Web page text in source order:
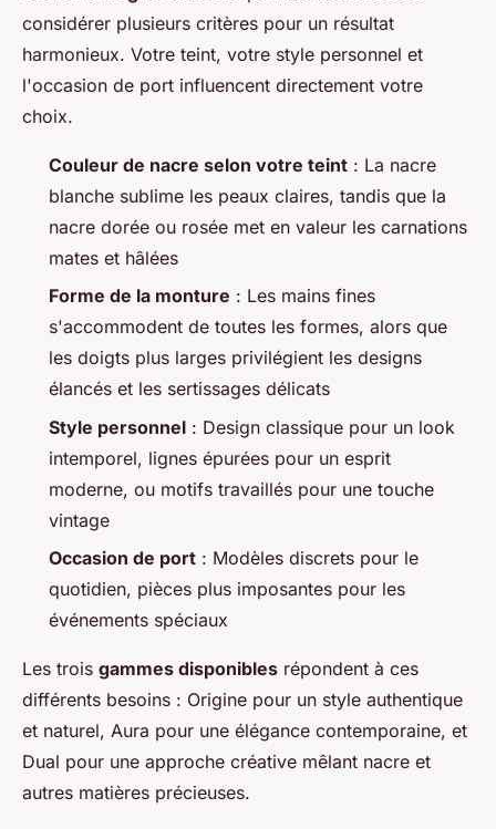
considérer plusieurs critères pour un résultat
harmonieux. Votre teint, votre style personnel et
l'occasion de port influencent directement votre
choix.
Couleur de nacre selon votre teint : La nacre
blanche sublime les peaux claires, tandis que la
nacre dorée ou rosée met en valeur les carnations
mates et hâlées
Forme de la monture : Les mains fines
s'accommodent de toutes les formes, alors que
les doigts plus larges privilégient les designs
élancés et les sertissages délicats
Style personnel : Design classique pour un look
intemporel, lignes épurées pour un esprit
moderne, ou motifs travaillés pour une touche
vintage
Occasion de port : Modèles discrets pour le
quotidien, pièces plus imposantes pour les
événements spéciaux
Les trois gammes disponibles répondent à ces
différents besoins : Origine pour un style authentique
et naturel, Aura pour une élégance contemporaine, et
Dual pour une approche créative mêlant nacre et
autres matières précieuses.